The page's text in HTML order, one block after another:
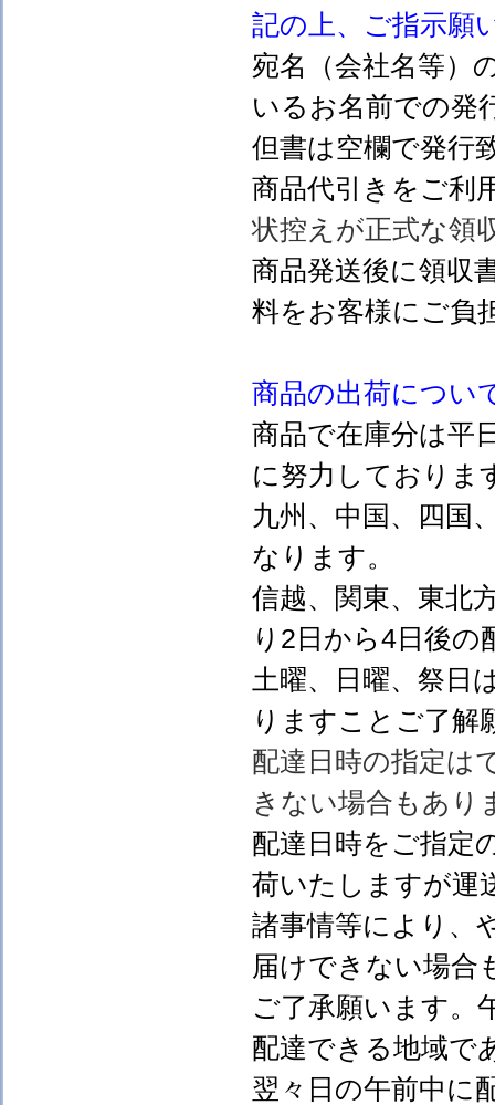
記の上、ご指示願
宛名（会社名等）
いるお名前での発
但書は空欄で発行
商品代引きをご利
状控えが正式な領
商品発送後に領収
料をお客様にご負
商品の出荷につい
商品で在庫分は平
に努力しておりま
九州、中国、四国
なります。
信越、関東、東北
り2日から4日後の
土曜、日曜、祭日
りますことご了解
配達日時の指定は
きない場合もあり
配達日時をご指定
荷いたしますが運
諸事情等により、
届けできない場合
ご了承願います。
配達できる地域で
翌々日の午前中に